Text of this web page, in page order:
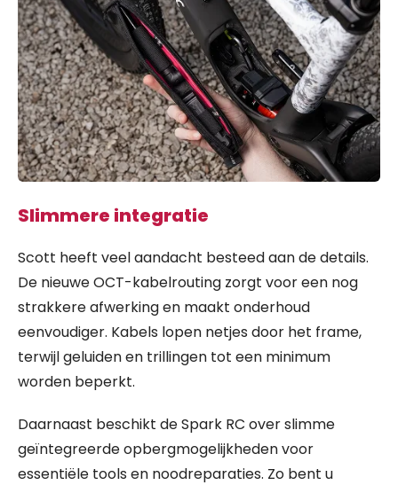
Slimmere integratie
Scott heeft veel aandacht besteed aan de details.
De nieuwe OCT-kabelrouting zorgt voor een nog
strakkere afwerking en maakt onderhoud
eenvoudiger. Kabels lopen netjes door het frame,
terwijl geluiden en trillingen tot een minimum
worden beperkt.
Daarnaast beschikt de Spark RC over slimme
geïntegreerde opbergmogelijkheden voor
essentiële tools en noodreparaties. Zo bent u